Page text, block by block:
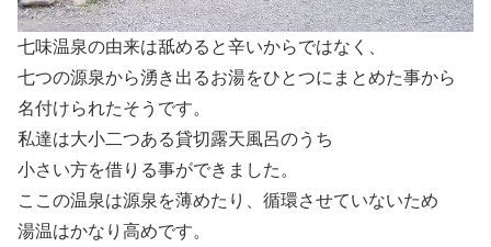
七味温泉の由来は舐めると辛いからではなく、
七つの源泉から湧き出るお湯をひとつにまとめた事から
名付けられたそうです。
私達は大小二つある貸切露天風呂のうち
小さい方を借りる事ができました。
ここの温泉は源泉を薄めたり、循環させていないため
湯温はかなり高めです。